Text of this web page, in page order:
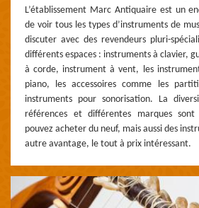
L’établissement Marc Antiquaire est un
de voir tous les types d’instruments de
discuter avec des revendeurs pluri-
différents espaces : instruments à clavier,
à corde, instrument à vent, les
piano, les accessoires comme les
instruments pour sonorisation. La
références et différentes marques sont
pouvez acheter du neuf, mais aussi des
autre avantage, le tout à prix intéressant.